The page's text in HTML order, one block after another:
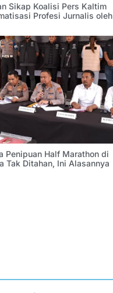
Sikap Koalisi Pers Kaltim
Profesi Jurnalis oleh
Penipuan Half Marathon di
Tak Ditahan, Ini Alasannya